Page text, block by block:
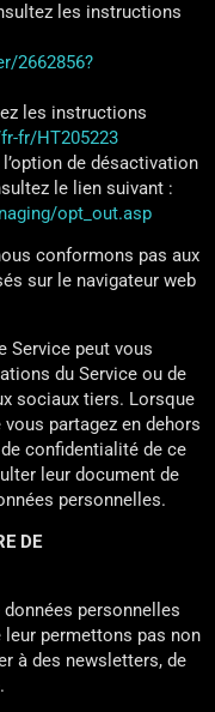
les instructions
2662856?
les instructions
fr/HT205223
de désactivation
le lien suivant :
opt_out.asp
conformons pas aux
sur le navigateur web
Service peut vous
du Service ou de
sociaux tiers. Lorsque
partagez en dehors
confidentialité de ce
leur document de
personnelles.
DE
personnelles
leur permettons pas non
à des newsletters, de